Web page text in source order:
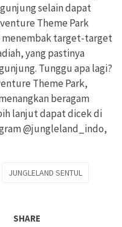
selain dapat
Theme Park
menembak target-target
yang pastinya
Tunggu apa lagi?
Theme Park,
beragam
lanjut dapat dicek di
@jungleland_indo,
JUNGLELAND SENTUL
SHARE